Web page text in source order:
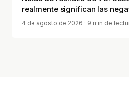
realmente significan las
inversores
4 de agosto de 2026 · 9 min de